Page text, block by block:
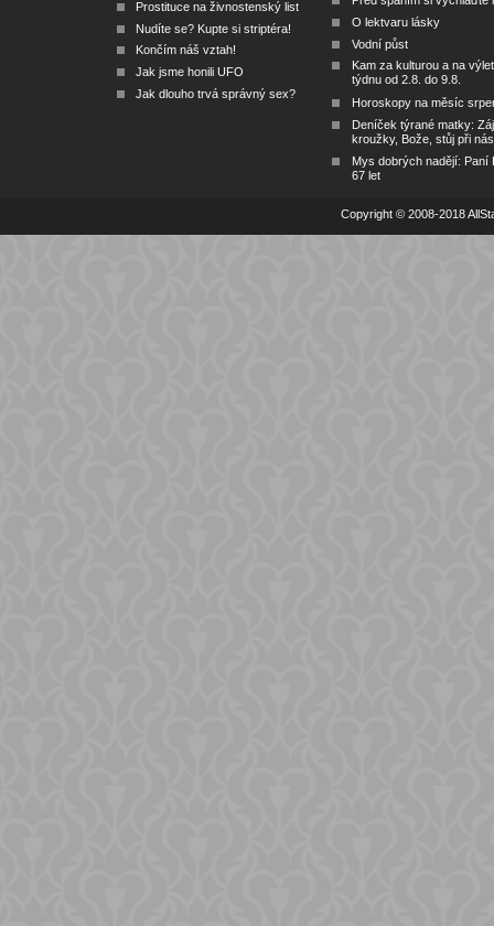
Prostituce na živnostenský list
Nudíte se? Kupte si striptéra!
Končím náš vztah!
Jak jsme honili UFO
Jak dlouho trvá správný sex?
O lektvaru lásky
Vodní půst
Kam za kulturou a na
týdnu od 2.8. do 9.8.
Horoskopy na měsíc
Deníček týrané matky:
kroužky, Bože, stůj při nás
Mys dobrých nadějí: Paní
67 let
Copyright © 2008-2018